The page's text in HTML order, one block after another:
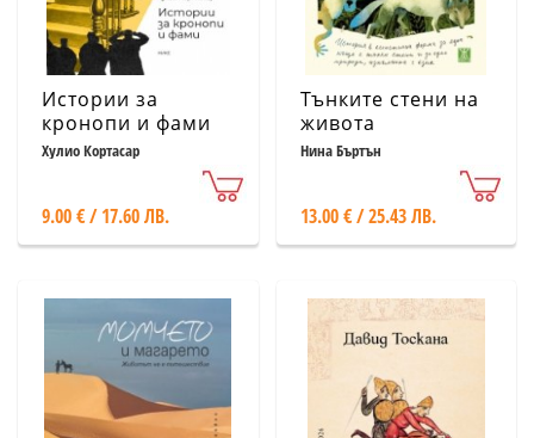
Истории за
кронопи и фами
Хулио Кортасар
9.00 € / 17.60 ЛВ.
Тънките стени на
живота
Нина Бъртън
13.00 € / 25.43 ЛВ.